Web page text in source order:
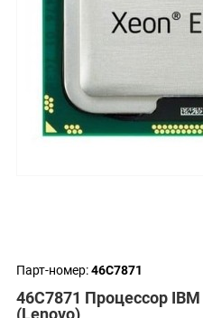
Парт-номер:46C7871
46C7871 Процессор IBM
(Lenovo)